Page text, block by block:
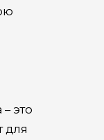
это
для